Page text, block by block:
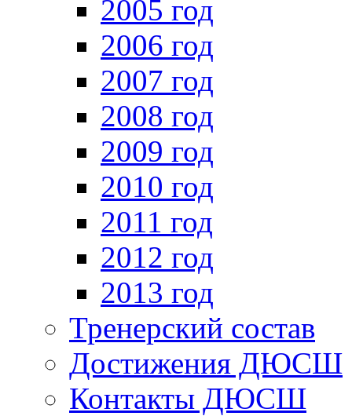
2005 год
2006 год
2007 год
2008 год
2009 год
2010 год
2011 год
2012 год
2013 год
Тренерский состав
Достижения ДЮСШ
Контакты ДЮСШ